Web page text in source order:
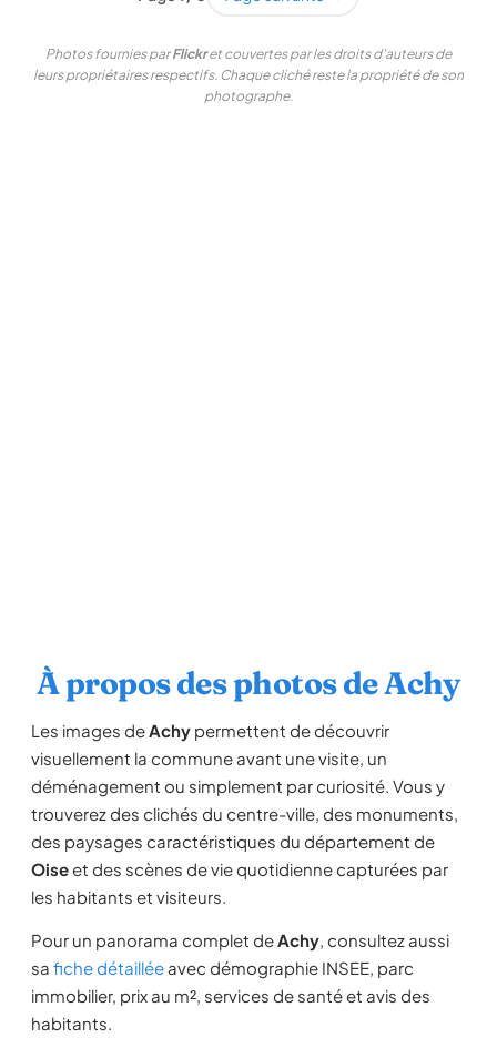
Photos fournies parFlickret couvertes par les droits d'auteurs de
leurs propriétaires respectifs. Chaque cliché reste la propriété de son
photographe.
À propos des photos de Achy
Les images deAchy permettent de découvrir
visuellement la commune avant une visite, un
déménagement ou simplement par curiosité. Vous y
trouverez des clichés du centre-ville, des monuments,
des paysages caractéristiques du département de
Oiseet des scènes de vie quotidienne capturées par
les habitants et visiteurs.
Pour un panorama complet deAchy, consultez aussi
sa fiche détaillée avec démographie INSEE, parc
immobilier, prix au m², services de santé et avis des
habitants.